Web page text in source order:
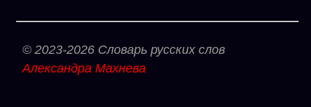
© 2023-2026 Словарь русских слов
Александра Махнева